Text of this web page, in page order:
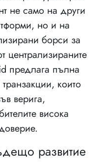
не само на други
но и на
борси за
централизираните
предлага пълна
които
верига,
висока
развитие